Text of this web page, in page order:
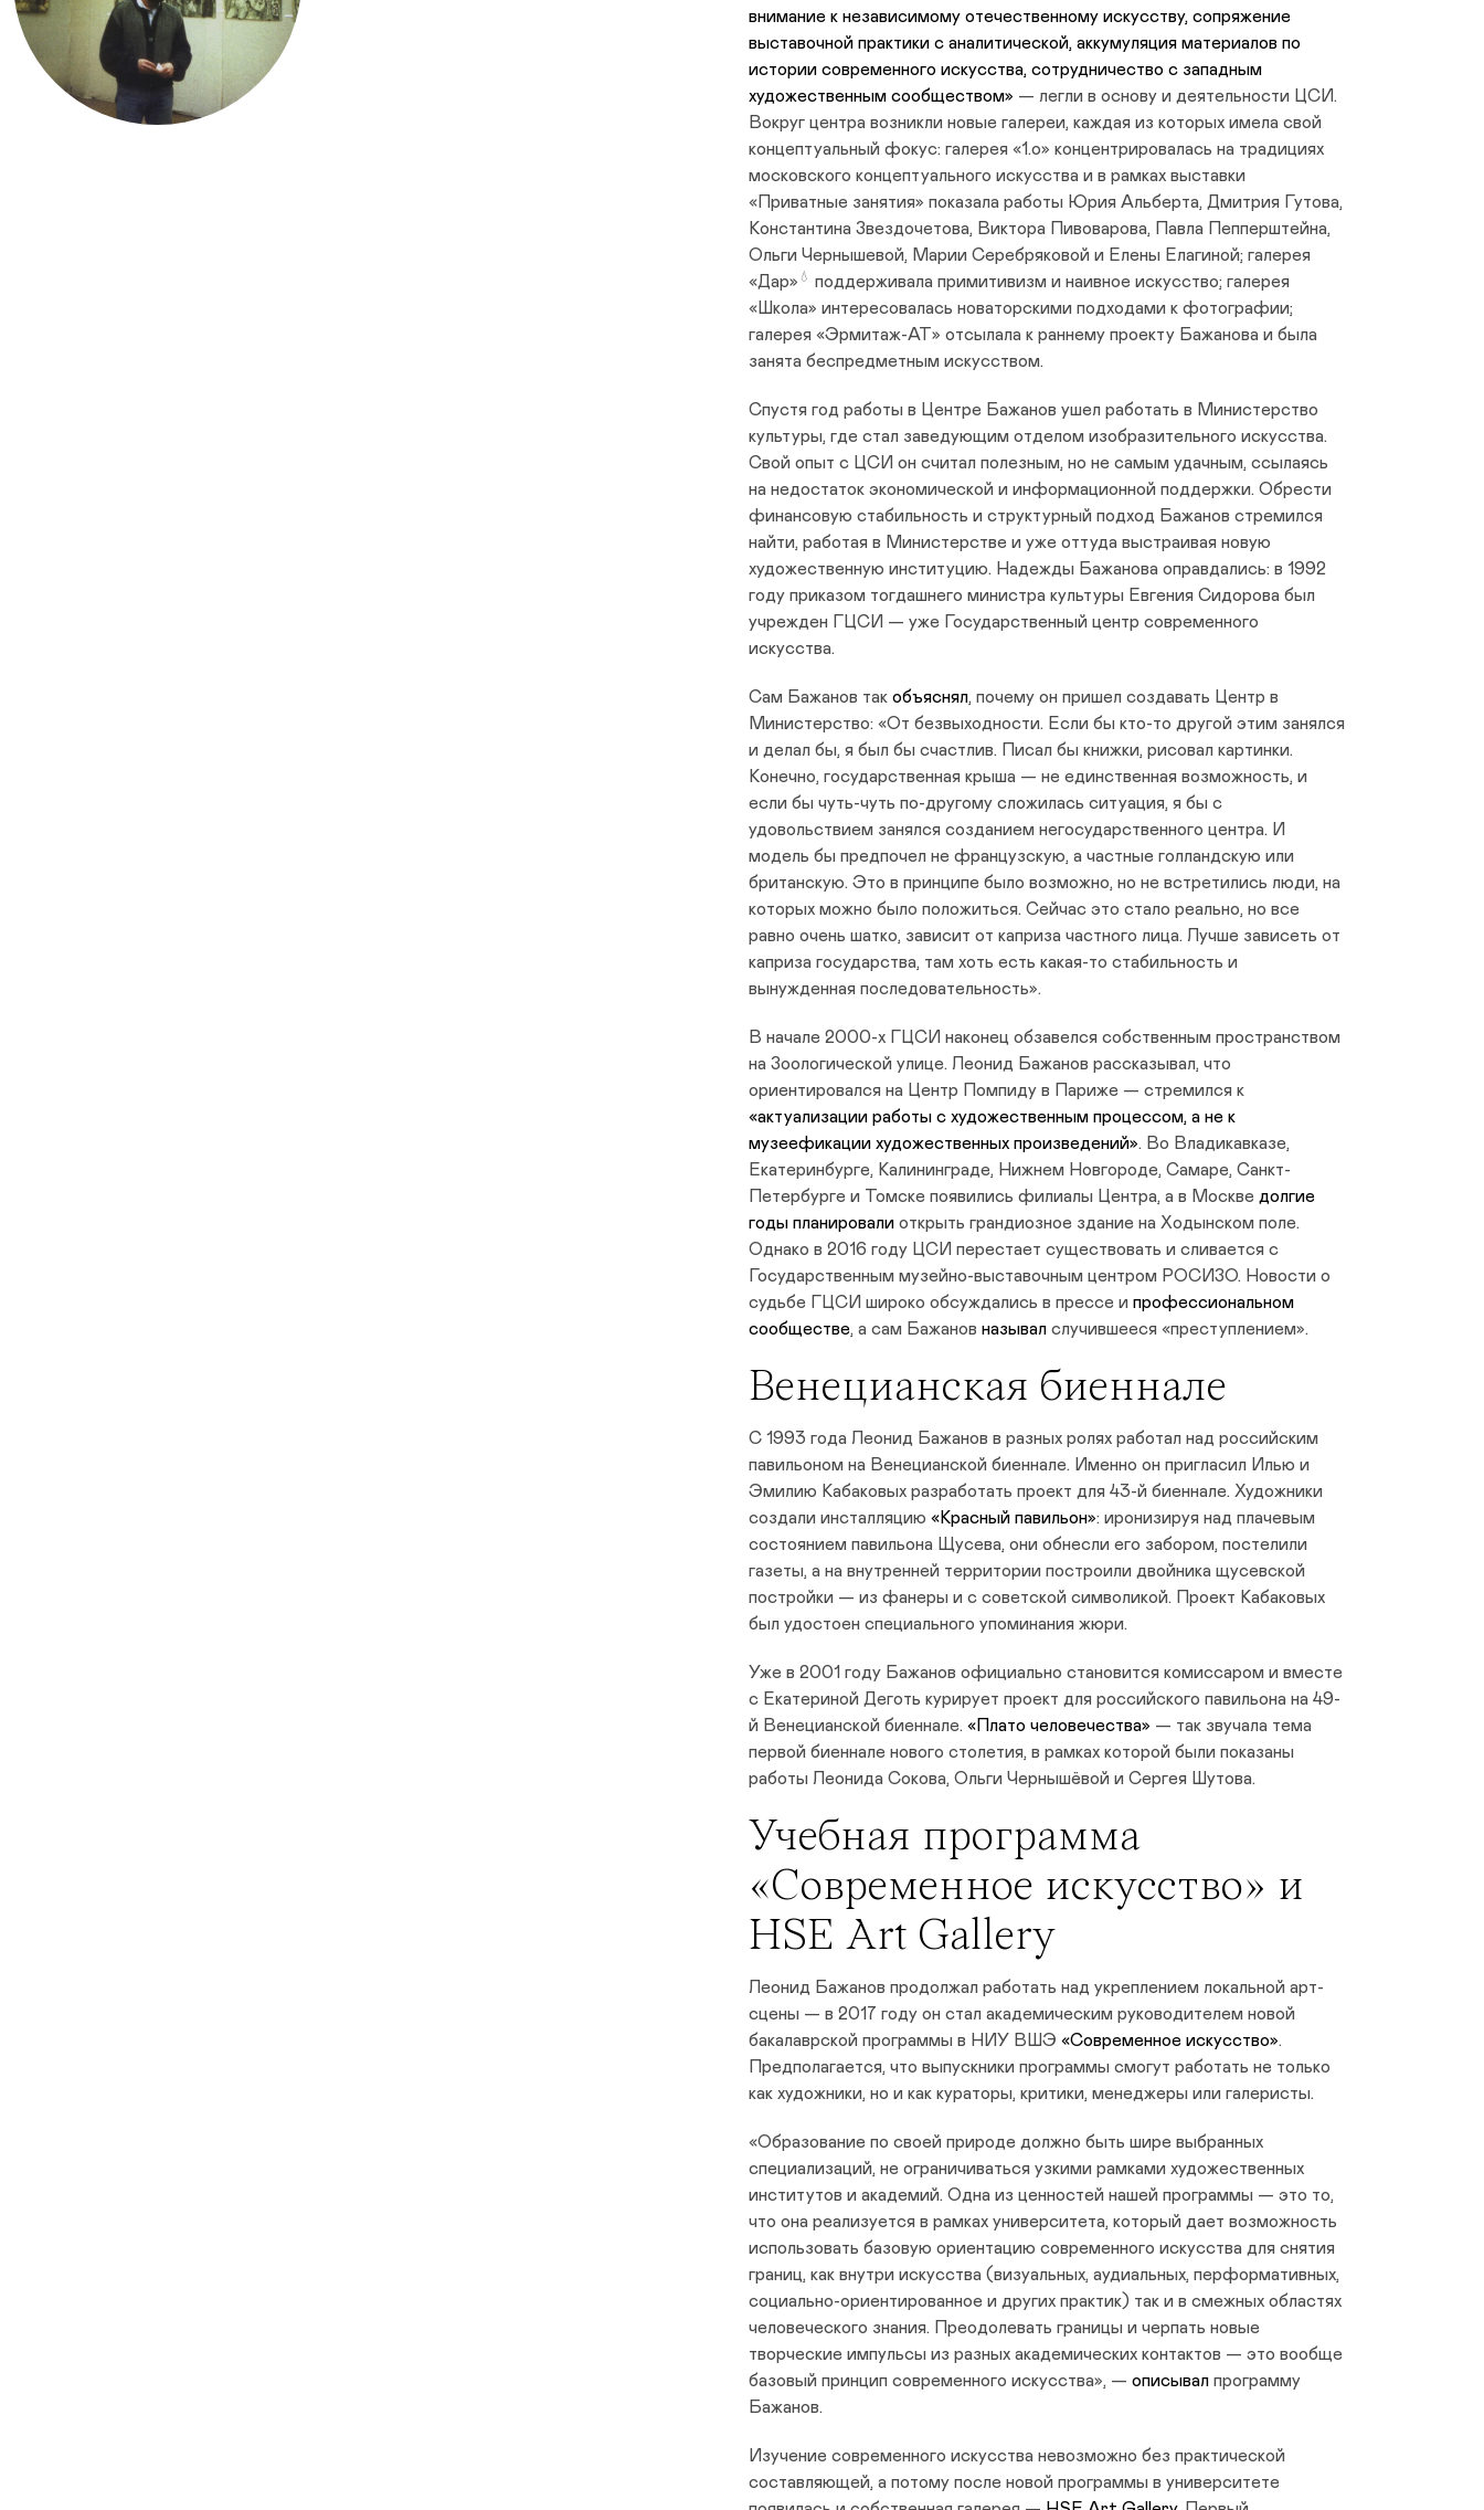
внимание к независимому отечественному искусству, сопряжение
выставочной практики с аналитической, аккумуляция материалов по
истории современного искусства, сотрудничество с западным
художественным сообществом» — легли в основу и деятельности ЦСИ.
Вокруг центра возникли новые галереи, каждая из которых имела свой
концептуальный фокус: галерея «1.o» концентрировалась на традициях
московского концептуального искусства и в рамках выставки
«Приватные занятия» показала работы Юрия Альберта, Дмитрия Гутова,
Константина Звездочетова, Виктора Пивоварова, Павла Пепперштейна,
Ольги Чернышевой, Марии Серебряковой и Елены Елагиной; галерея
«Дар» 💧
поддерживала примитивизм и наивное искусство; галерея
«Школа» интересовалась новаторскими подходами к фотографии;
галерея «Эрмитаж-АТ» отсылала к раннему проекту Бажанова и была
занята беспредметным искусством.
Спустя год работы в Центре Бажанов ушел работать в Министерство
культуры, где стал заведующим отделом изобразительного искусства.
Свой опыт с ЦСИ он считал полезным, но не самым удачным, ссылаясь
на недостаток экономической и информационной поддержки. Обрести
финансовую стабильность и структурный подход Бажанов стремился
найти, работая в Министерстве и уже оттуда выстраивая новую
художественную институцию. Надежды Бажанова оправдались: в 1992
году приказом тогдашнего министра культуры Евгения Сидорова был
учрежден ГЦСИ — уже Государственный центр современного
искусства.
Сам Бажанов так объяснял, почему он пришел создавать Центр в
Министерство: «От безвыходности. Если бы кто-то другой этим занялся
и делал бы, я был бы счастлив. Писал бы книжки, рисовал картинки.
Конечно, государственная крыша — не единственная возможность, и
если бы чуть-чуть по-другому сложилась ситуация, я бы с
удовольствием занялся созданием негосударственного центра. И
модель бы предпочел не французскую, а частные голландскую или
британскую. Это в принципе было возможно, но не встретились люди, на
которых можно было положиться. Сейчас это стало реально, но все
равно очень шатко, зависит от каприза частного лица. Лучше зависеть от
каприза государства, там хоть есть какая-то стабильность и
вынужденная последовательность».
В начале 2000-х ГЦСИ наконец обзавелся собственным пространством
на Зоологической улице. Леонид Бажанов рассказывал, что
ориентировался на Центр Помпиду в Париже — стремился к
«актуализации работы с художественным процессом, а не к
музеефикации художественных произведений». Во Владикавказе,
Екатеринбурге, Калининграде, Нижнем Новгороде, Самаре, Санкт-
Петербурге и Томске появились филиалы Центра, а в Москве долгие
годы планировалиоткрыть грандиозное здание на Ходынском поле.
Однако в 2016 году ЦСИ перестает существовать и сливается с
Государственным музейно-выставочным центром РОСИЗО. Новости о
судьбе ГЦСИ широко обсуждались в прессе и профессиональном
сообществе, а сам Бажанов называлслучившееся «преступлением».
Венецианская биеннале
С 1993 года Леонид Бажанов в разных ролях работал над российским
павильоном на Венецианской биеннале. Именно он пригласил Илью и
Эмилию Кабаковых разработать проект для 43-й биеннале. Художники
создали инсталляцию «Красный павильон»: иронизируя над плачевым
состоянием павильона Щусева, они обнесли его забором, постелили
газеты, а на внутренней территории построили двойника щусевской
постройки — из фанеры и с советской символикой. Проект Кабаковых
был удостоен специального упоминания жюри.
Уже в 2001 году Бажанов официально становится комиссаром и вместе
с Екатериной Деготь курирует проект для российского павильона на 49-
й Венецианской биеннале. «Плато человечества» — так звучала тема
первой биеннале нового столетия, в рамках которой были показаны
работы Леонида Сокова, Ольги Чернышёвой и Сергея Шутова.
Учебная программа
«Современное искусство» и
HSE Art Gallery
Леонид Бажанов продолжал работать над укреплением локальной арт-
сцены — в 2017 году он стал академическим руководителем новой
бакалаврской программы в НИУ ВШЭ «Современное искусство».
Предполагается, что выпускники программы смогут работать не только
как художники, но и как кураторы, критики, менеджеры или галеристы.
«Образование по своей природе должно быть шире выбранных
специализаций, не ограничиваться узкими рамками художественных
институтов и академий. Одна из ценностей нашей программы — это то,
что она реализуется в рамках университета, который дает возможность
использовать базовую ориентацию современного искусства для снятия
границ, как внутри искусства (визуальных, аудиальных, перформативных,
социально-ориентированное и других практик) так и в смежных областях
человеческого знания. Преодолевать границы и черпать новые
творческие импульсы из разных академических контактов — это вообще
базовый принцип современного искусства», — описывалпрограмму
Бажанов.
Изучение современного искусства невозможно без практической
составляющей, а потому после новой программы в университете